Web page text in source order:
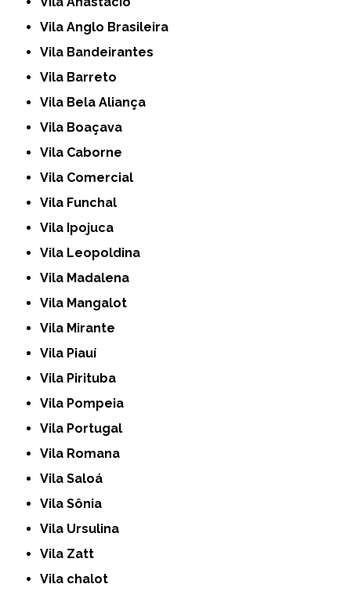
Vila Anglo Brasileira
Vila Bandeirantes
Vila Barreto
Vila Bela Aliança
Vila Boaçava
Vila Caborne
Vila Comercial
Vila Funchal
Vila Ipojuca
Vila Leopoldina
Vila Madalena
Vila Mangalot
Vila Mirante
Vila Piauí
Vila Pirituba
Vila Pompeia
Vila Portugal
Vila Romana
Vila Saloá
Vila Sônia
Vila Ursulina
Vila Zatt
Vila chalot